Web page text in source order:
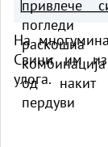
На
Свини им
улога.